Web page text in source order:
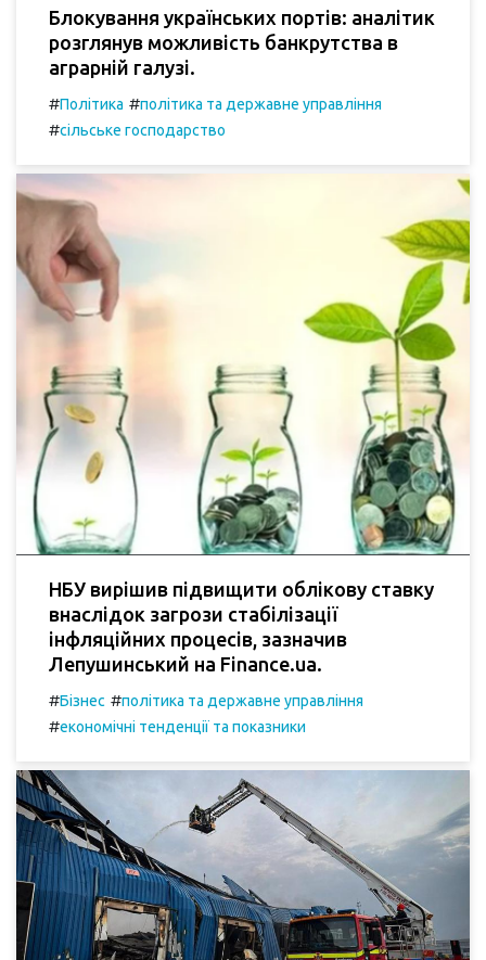
Блокування українських портів: аналітик
розглянув можливість банкрутства в
аграрній галузі.
#Політика #політика та державне управління
#сільське господарство
НБУ вирішив підвищити облікову ставку
внаслідок загрози стабілізації
інфляційних процесів, зазначив
Лепушинський на Finance.ua.
#Бізнес #політика та державне управління
#економічні тенденції та показники